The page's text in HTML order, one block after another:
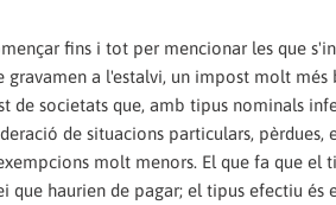
fins i tot per mencionar les que
gravamen a l'estalvi, un impost molt
societats que, amb tipus nominals
de situacions particulars, pèrdues,
molt menors. El que fa que
haurien de pagar; el tipus efectiu és